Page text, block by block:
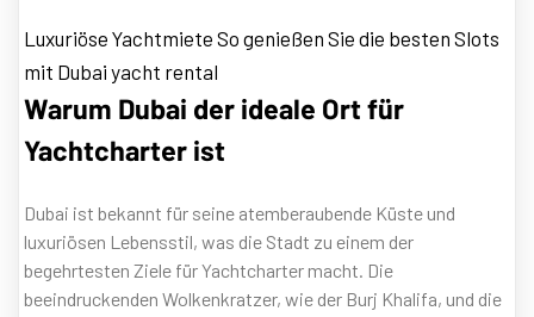
Luxuriöse Yachtmiete So genießen Sie die besten Slots
mit Dubai yacht rental
Warum Dubai der ideale Ort für
Yachtcharter ist
Dubai ist bekannt für seine atemberaubende Küste und
luxuriösen Lebensstil, was die Stadt zu einem der
begehrtesten Ziele für Yachtcharter macht. Die
beeindruckenden Wolkenkratzer, wie der Burj Khalifa, und die